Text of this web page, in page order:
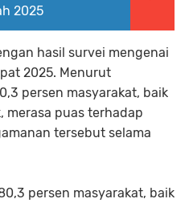
2025
hasil survei mengenai
2025. Menurut
persen masyarakat, baik
merasa puas terhadap
tersebut selama
persen masyarakat, baik